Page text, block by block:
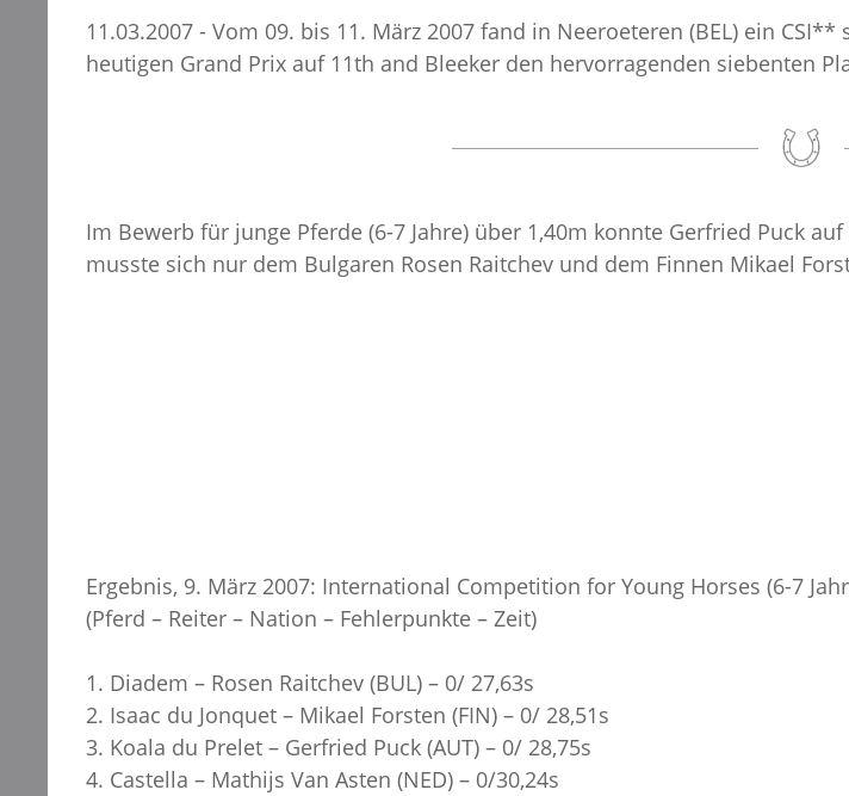
11.03.2007 - Vom 09. bis 11. März 2007 fand in Neeroeteren (BEL) ein
heutigen Grand Prix auf 11th and Bleeker den hervorragenden siebenten
Im Bewerb für junge Pferde (6-7 Jahre) über 1,40m konnte Gerfried Puck
musste sich nur dem Bulgaren Rosen Raitchev und dem Finnen Mikael
Ergebnis, 9. März 2007: International Competition for Young Horses (6-7
(Pferd – Reiter – Nation – Fehlerpunkte – Zeit)
1. Diadem – Rosen Raitchev (BUL) – 0/ 27,63s
2. Isaac du Jonquet – Mikael Forsten (FIN) – 0/ 28,51s
3. Koala du Prelet – Gerfried Puck (AUT) – 0/ 28,75s
4. Castella – Mathijs Van Asten (NED) – 0/30,24s